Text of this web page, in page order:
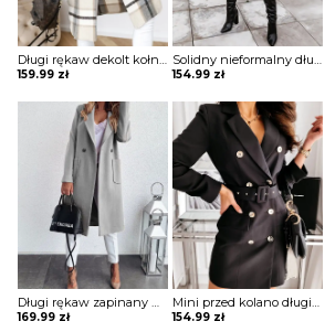
Długi rękaw dekolt kołnierzyk guziki rozpinana luźna krata kratka casual dłuższa na co dzień płaszcz Eila
159.99 zł
Solidny nieformalny długi płaszcz z kieszeniami zapinany na guziki kurtka Annagret
154.99 zł
Długi rękaw zapinany na guziki jednorzędowy jednolity kieszenie klapy elegancki bez wzoru jesień płaszcz Kipp
169.99 zł
Mini przed kolano długi rękaw dekolt V luźna guziki żakiet płaszcz rozpinana elegancka Cara
154.99 zł